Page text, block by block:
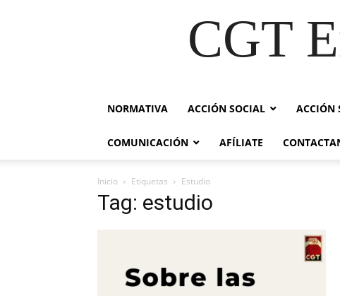
CGT
NORMATIVA ACCIÓN SOCIAL ACCIÓN
COMUNICACIÓN AFÍLIATE
Inicio Etiquetas Estudio
Tag: estudio